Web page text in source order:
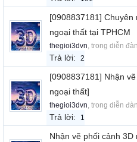
[0908837181] Chuyên
ngoại thất tại TPHCM
thegioi3dvn, trong diễn
Trả lời: 2
[0908837181] Nhận
ngoại thất]
thegioi3dvn, trong diễn
Trả lời: 1
Nhận vẽ phối cảnh 3D